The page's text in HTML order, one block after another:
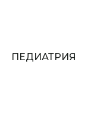
ПЕДИАТРИЯ